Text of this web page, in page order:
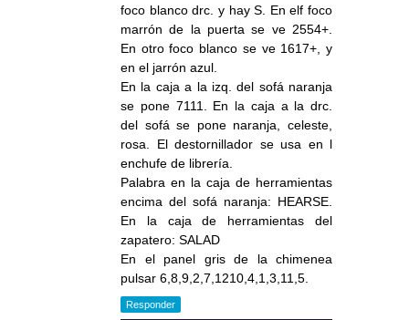
foco blanco drc. y hay S. En elf foco
marrón de la puerta se ve 2554+.
En otro foco blanco se ve 1617+, y
en el jarrón azul.
En la caja a la izq. del sofá naranja
se pone 7111. En la caja a la drc.
del sofá se pone naranja, celeste,
rosa. El destornillador se usa en l
enchufe de librería.
Palabra en la caja de herramientas
encima del sofá naranja: HEARSE.
En la caja de herramientas del
zapatero: SALAD
En el panel gris de la chimenea
pulsar 6,8,9,2,7,1210,4,1,3,11,5.
Responder